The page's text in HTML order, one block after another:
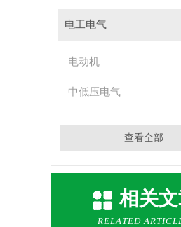
电工电气
电动机
中低压电气
查看全部
相关
RELATED